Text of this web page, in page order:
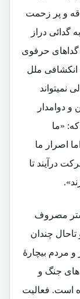
و پر زحمت
گدائی دراز
گداهای حرفوی
ملل
نمیتواند
دوامدار
«ما
اصرار ما
درآیند تا
مصروف
چندان
مردم بیچارۀ
700 هزار بیوه های جنگ و
است. فعالیت